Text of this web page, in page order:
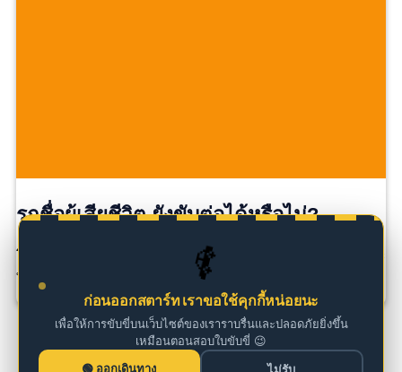
🚗
ก่อนออกสตาร์ท เราขอใช้คุกกี้หน่อยนะ
เพื่อให้การขับขี่บนเว็บไซต์ของเราราบรื่นและปลอดภัยยิ่งขึ้น
เหมือนตอนสอบใบขับขี่ 😉
ออกเดินทาง
ไม่รับ
รถชื่อผู้เสียชีวิต ยังขับต่อได้หรือไม่?
โดยทั่วไป รถยังสามารถใช้งานได้ หากมีภาษีรถยนต์และ
พ.ร.บ […]